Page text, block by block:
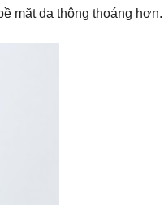
mặt da thông thoáng hơn.